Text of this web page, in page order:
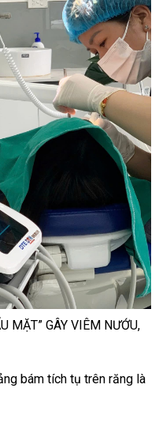
MẶT” GÂY VIÊM NƯỚU,
bám tích tụ trên răng là